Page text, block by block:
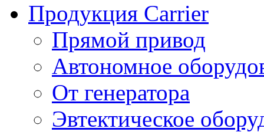
Продукция Carrier
Прямой привод
Автономное
От генератора
Эвтектическое